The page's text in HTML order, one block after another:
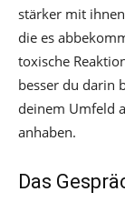
stärker mit
die es
toxische
besser du darin
deinem Umfeld
anhaben.
Das